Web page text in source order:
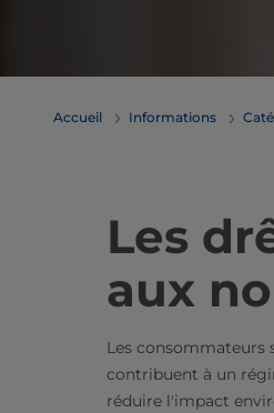
Accueil Informations
Les
aux
Les consommateurs
contribuent à un
réduire l'impact